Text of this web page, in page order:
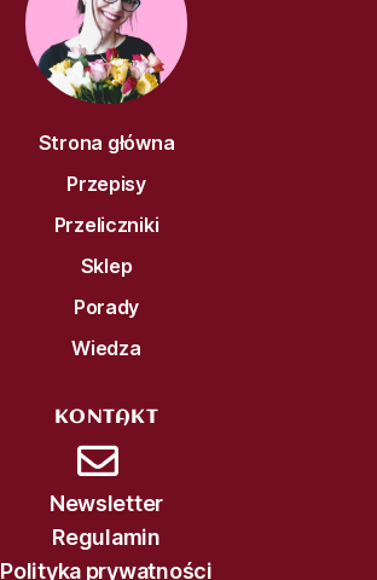
Strona główna
Przepisy
Przeliczniki
Sklep
Porady
Wiedza
KONTAKT
Newsletter
Regulamin
Polityka prywatności